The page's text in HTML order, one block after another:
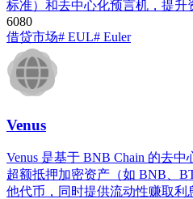
标准）和去中心化预言机，提升
6080
借贷市场# EUL# Euler
Venus
Venus 是基于 BNB Chain 的去
超额抵押加密资产（如 BNB、
他代币，同时提供流动性赚取